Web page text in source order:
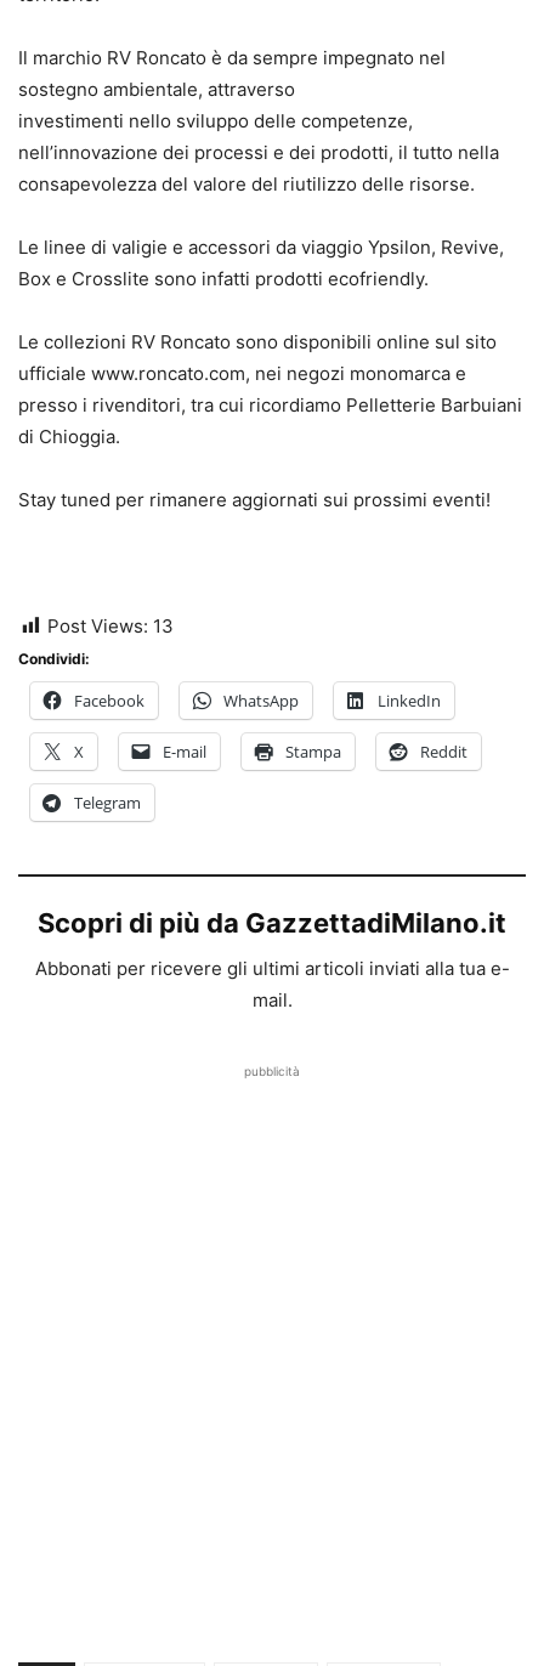
Il marchio RV Roncato è da sempre impegnato nel
sostegno ambientale, attraverso
investimenti nello sviluppo delle competenze,
nell’innovazione dei processi e dei prodotti, il tutto nella
consapevolezza del valore del riutilizzo delle risorse.
Le linee di valigie e accessori da viaggio Ypsilon, Revive,
Box e Crosslite sono infatti prodotti ecofriendly.
Le collezioni RV Roncato sono disponibili online sul sito
ufficiale www.roncato.com, nei negozi monomarca e
presso i rivenditori, tra cui ricordiamo Pelletterie Barbuiani
di Chioggia.
Stay tuned per rimanere aggiornati sui prossimi eventi!
Post Views: 13
Condividi:
Facebook WhatsApp LinkedIn
X E-mail Stampa Reddit
Telegram
Scopri di più da GazzettadiMilano.it
Abbonati per ricevere gli ultimi articoli inviati alla tua e-
mail.
pubblicità